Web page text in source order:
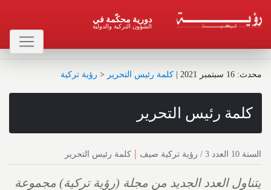
دورية محكّمة في
الشؤون التركية والدولية
محدث : 16 سبتمبر 2021 كلمة رئيس التحرير < رؤية تركية
كلمة رئيس التحرير
السنة 10 العدد 3 / رؤية تركية صيف | كلمة رئيس التحرير
يتناول العدد الجديد من مجلة (رؤية تركية) مجموعة